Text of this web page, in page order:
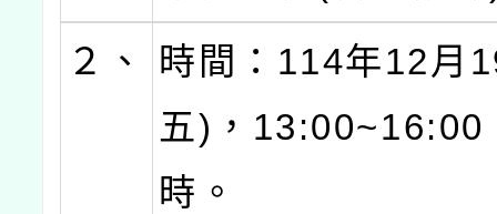
２、
時間：114年12月
五)，13:00~16:00
時。